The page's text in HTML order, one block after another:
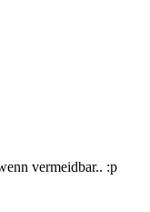
vermeidbar.. :p